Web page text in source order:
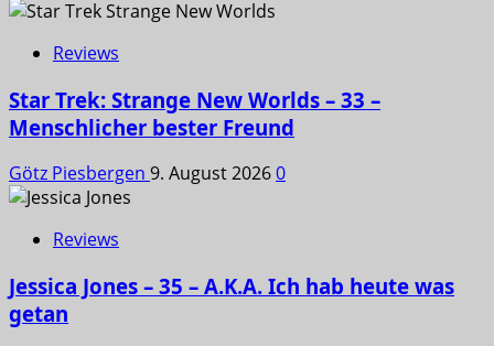
Reviews
Star Trek: Strange New Worlds – 33 –
Menschlicher bester Freund
Götz Piesbergen 9. August 20260
Reviews
Jessica Jones – 35 – A.K.A. Ich hab heute was
getan